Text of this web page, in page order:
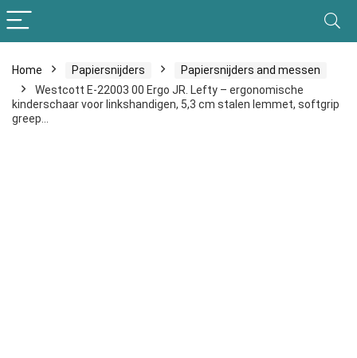
Home Papiersnijders
Papiersnijders and messen
Westcott E-22003 00 Ergo JR. Lefty – ergonomische
kinderschaar voor linkshandigen, 5,3 cm stalen lemmet, softgrip
greep…